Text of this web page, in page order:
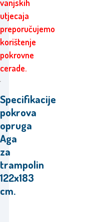
vanjskih
utjecaja
preporučujemo
korištenje
pokrovne
cerade.
Specifikacije
pokrova
opruga
Aga
za
trampolin
122x183
cm.